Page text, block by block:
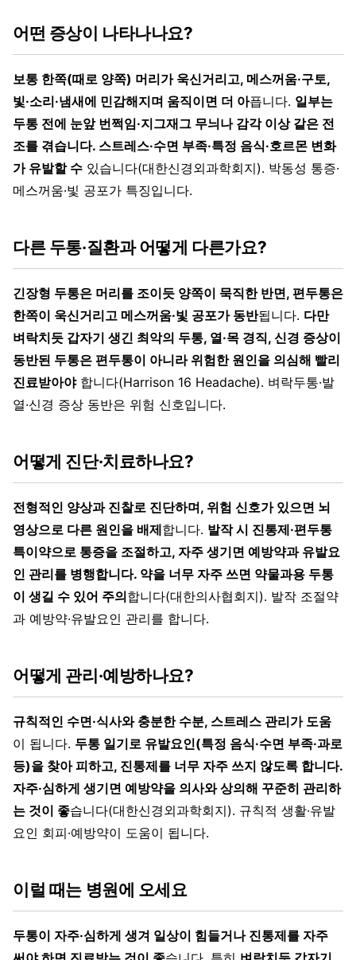
어떤 증상이 나타나나요?
보통 한쪽(때로 양쪽) 머리가 욱신거리고, 메스꺼움·구토,
빛·소리·냄새에 민감해지며 움직이면 더 아픕니다. 일부는
두통 전에 눈앞 번쩍임·지그재그 무늬나 감각 이상 같은 전
조를 겪습니다. 스트레스·수면 부족·특정 음식·호르몬 변화
가 유발할 수 있습니다(대한신경외과학회지). 박동성 통증·
메스꺼움·빛 공포가 특징입니다.
다른 두통·질환과 어떻게 다른가요?
긴장형 두통은 머리를 조이듯 양쪽이 묵직한 반면, 편두통은
한쪽이 욱신거리고 메스꺼움·빛 공포가 동반됩니다. 다만
벼락치듯 갑자기 생긴 최악의 두통, 열·목 경직, 신경 증상이
동반된 두통은 편두통이 아니라 위험한 원인을 의심해 빨리
진료받아야합니다(Harrison 16 Headache). 벼락두통·발
열·신경 증상 동반은 위험 신호입니다.
어떻게 진단·치료하나요?
전형적인 양상과 진찰로 진단하며, 위험 신호가 있으면 뇌
영상으로 다른 원인을 배제합니다. 발작 시 진통제·편두통
특이약으로 통증을 조절하고, 자주 생기면 예방약과 유발요
인 관리를 병행합니다. 약을 너무 자주 쓰면 약물과용 두통
이 생길 수 있어 주의합니다(대한의사협회지). 발작 조절약
과 예방약·유발요인 관리를 합니다.
어떻게 관리·예방하나요?
규칙적인 수면·식사와 충분한 수분, 스트레스 관리가 도움
이 됩니다. 두통 일기로 유발요인(특정 음식·수면 부족·과로
등)을 찾아 피하고, 진통제를 너무 자주 쓰지 않도록 합니다.
자주·심하게 생기면 예방약을 의사와 상의해 꾸준히 관리하
는 것이 좋습니다(대한신경외과학회지). 규칙적 생활·유발
요인 회피·예방약이 도움이 됩니다.
이럴 때는 병원에 오세요
두통이 자주·심하게 생겨 일상이 힘들거나 진통제를 자주